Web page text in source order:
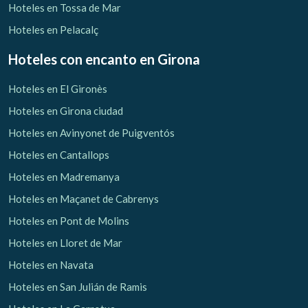
Hoteles en Tossa de Mar
Hoteles en Pelacalç
Hoteles con encanto en Girona
Hoteles en El Gironès
Hoteles en Girona ciudad
Hoteles en Avinyonet de Puigventós
Hoteles en Cantallops
Hoteles en Madremanya
Hoteles en Maçanet de Cabrenys
Hoteles en Pont de Molins
Hoteles en Lloret de Mar
Hoteles en Navata
Hoteles en San Julián de Ramis